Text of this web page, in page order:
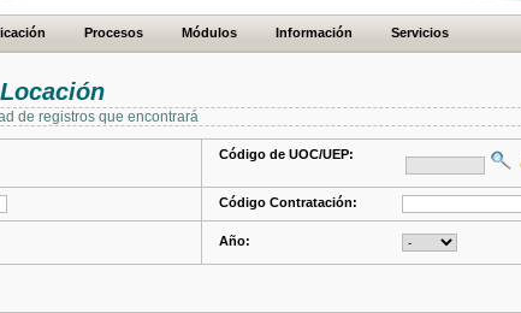
Procesos Módulos Información Servicios
de registros que encontrará
Código de UOC/UEP:
Código Contratación:
Año: